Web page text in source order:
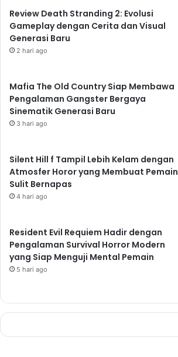
Review Death Stranding 2: Evolusi
Gameplay dengan Cerita dan Visual
Generasi Baru
2 hari ago
Mafia The Old Country Siap Membawa
Pengalaman Gangster Bergaya
Sinematik Generasi Baru
3 hari ago
Silent Hill f Tampil Lebih Kelam dengan
Atmosfer Horor yang Membuat Pemain
Sulit Bernapas
4 hari ago
Resident Evil Requiem Hadir dengan
Pengalaman Survival Horror Modern
yang Siap Menguji Mental Pemain
5 hari ago